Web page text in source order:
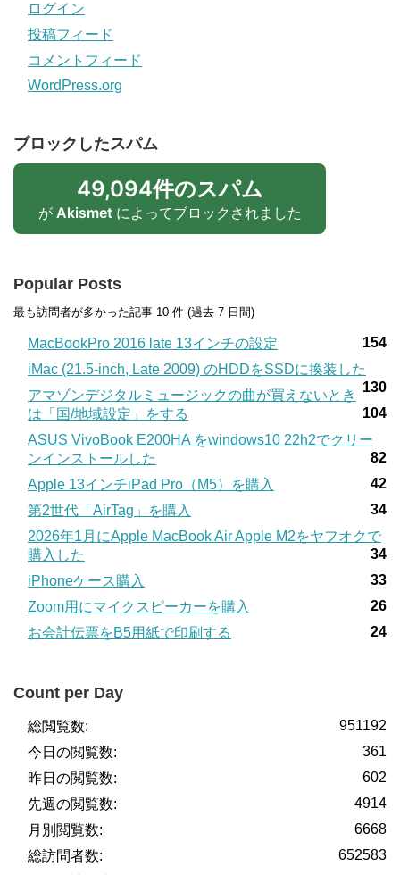
ログイン
投稿フィード
コメントフィード
WordPress.org
ブロックしたスパム
49,094件のスパム
が Akismetによってブロックされました
Popular Posts
最も訪問者が多かった記事 10 件 (過去 7 日間)
MacBookPro 2016 late 13インチの設定
154
iMac (21.5-inch, Late 2009) のHDDをSSDに換装した
130
アマゾンデジタルミュージックの曲が買えないとき
は「国/地域設定」をする
104
ASUS VivoBook E200HA をwindows10 22h2でクリー
ンインストールした
82
Apple 13インチiPad Pro（M5）を購入
42
第2世代「AirTag」を購入
34
2026年1月にApple MacBook Air Apple M2をヤフオクで
購入した
34
iPhoneケース購入
33
Zoom用にマイクスピーカーを購入
26
お会計伝票をB5用紙で印刷する
24
Count per Day
951192
総閲覧数:
361
今日の閲覧数:
602
昨日の閲覧数:
4914
先週の閲覧数:
6668
月別閲覧数:
652583
総訪問者数: